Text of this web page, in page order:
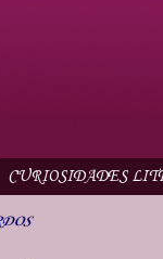
CURIOSIDADES